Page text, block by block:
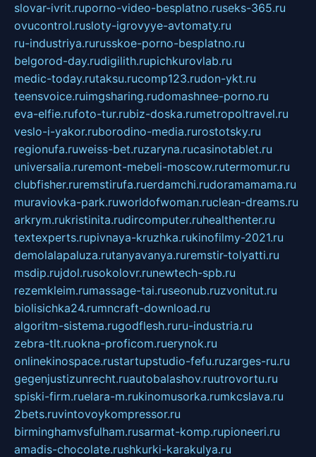
slovar-ivrit.ruporno-video-besplatno.ruseks-365.ru
ovucontrol.rusloty-igrovyye-avtomaty.ru
ru-industriya.rurusskoe-porno-besplatno.ru
belgorod-day.rudigilith.rupichkurovlab.ru
medic-today.rutaksu.rucomp123.rudon-ykt.ru
teensvoice.ruimgsharing.rudomashnee-porno.ru
eva-elfie.rufoto-tur.rubiz-doska.rumetropoltravel.ru
veslo-i-yakor.ruborodino-media.rurostotsky.ru
regionufa.ruweiss-bet.ruzaryna.rucasinotablet.ru
universalia.ruremont-mebeli-moscow.rutermomur.ru
clubfisher.ruremstirufa.ruerdamchi.rudoramamama.ru
muraviovka-park.ruworldofwoman.ruclean-dreams.ru
arkrym.rukristinita.rudircomputer.ruhealthenter.ru
textexperts.rupivnaya-kruzhka.rukinofilmy-2021.ru
demolalapaluza.rutanyavanya.ruremstir-tolyatti.ru
msdip.rujdol.rusokolovr.runewtech-spb.ru
rezemkleim.rumassage-tai.ruseonub.ruzvonitut.ru
biolisichka24.rumncraft-download.ru
algoritm-sistema.rugodflesh.ruru-industria.ru
zebra-tlt.ruokna-proficom.ruerynok.ru
onlinekinospace.rustartupstudio-fefu.ruzarges-ru.ru
gegenjustizunrecht.ruautobalashov.ruutrovortu.ru
spiski-firm.ruelara-m.rukinomusorka.rumkcslava.ru
2bets.ruvintovoykompressor.ru
birminghamvsfulham.rusarmat-komp.rupioneeri.ru
amadis-chocolate.rushkurki-karakulya.ru